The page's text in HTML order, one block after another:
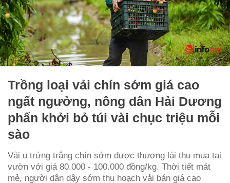
Trồng loại vải chín sớm giá cao
ngất ngưởng, nông dân Hải Dương
phấn khởi bỏ túi vài chục triệu mỗi
sào
Vải u trứng trắng chín sớm được thương lái thu mua tại
vườn với giá 80.000 - 100.000 đồng/kg. Thời tiết mát
mẻ, người dân dậy sớm thu hoạch vải bán giá cao